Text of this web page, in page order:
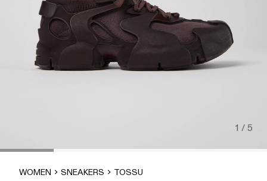
1 / 5
WOMEN SNEAKERS TOSSU